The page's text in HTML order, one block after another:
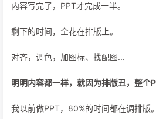
内容写完了，PPT才完成一半。
剩下的时间，全花在排版上。
对齐，调色，加图标、找配图...
明明内容都一样，就因为排版丑，整个
我以前做PPT，80%的时间都在调排版。